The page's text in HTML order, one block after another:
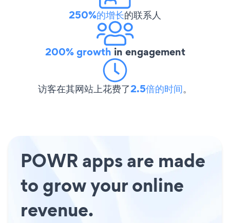
250%的增长的联系人
200% growth in engagement
访客在其网站上花费了2.5倍的时间。
POWR apps are made
to grow your online
revenue.